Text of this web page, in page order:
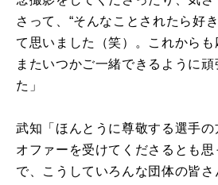
さって、“そんなことされたら好
て思いました（笑）。これからも
またいつかご一緒できるように
た」
武知「ほんとうに尊敬する選手
オファーを受けてくださるとも
で、こうしていろんな団体の皆